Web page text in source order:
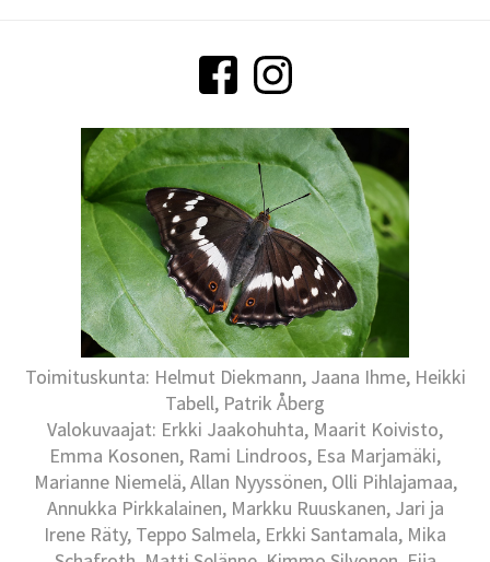
Toimituskunta: Helmut Diekmann, Jaana Ihme, Heikki
Tabell, Patrik Åberg
Valokuvaajat: Erkki Jaakohuhta, Maarit Koivisto,
Emma Kosonen, Rami Lindroos, Esa Marjamäki,
Marianne Niemelä, Allan Nyyssönen, Olli Pihlajamaa,
Annukka Pirkkalainen, Markku Ruuskanen, Jari ja
Irene Räty, Teppo Salmela, Erkki Santamala, Mika